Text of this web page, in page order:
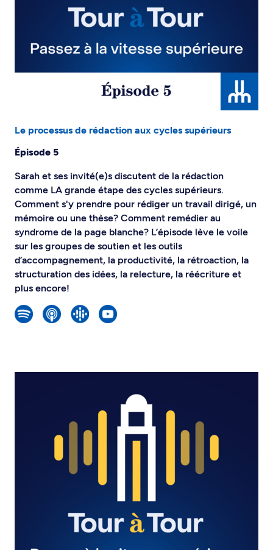
Le processus de rédaction aux cycles supérieurs
Épisode 5
Sarah et ses invité(e)s discutent de la rédaction
comme LA grande étape des cycles supérieurs.
Comment s'y prendre pour rédiger un travail dirigé, un
mémoire ou une thèse? Comment remédier au
syndrome de la page blanche? L’épisode lève le voile
sur les groupes de soutien et les outils
d’accompagnement, la productivité, la rétroaction, la
structuration des idées, la relecture, la réécriture et
plus encore!